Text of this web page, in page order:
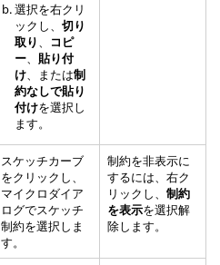
選択を右クリ
ックし、 切り
取り、
コピ
ー、 貼り付
け、または制
約なしで貼り
付けを選択し
ます。
スケッチカーブ
をクリックし、
マイクロダイア
ログでスケッチ
制約を選択しま
す。
制約を非表示に
するには、右ク
リックし、 制約
を表示を選択解
除します。